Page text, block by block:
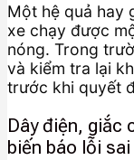
Một hệ quả hay
xe chạy được
nóng. Trong
và kiểm tra lại
trước khi quyết
Dây điện, giắc
biến báo lỗi sai